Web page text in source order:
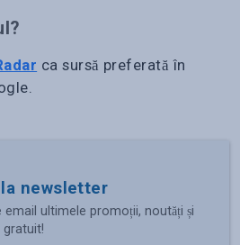
ca sursă preferată în
newsletter
email ultimele promoții, noutăți și